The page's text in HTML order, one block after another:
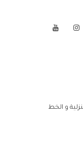
و الخط